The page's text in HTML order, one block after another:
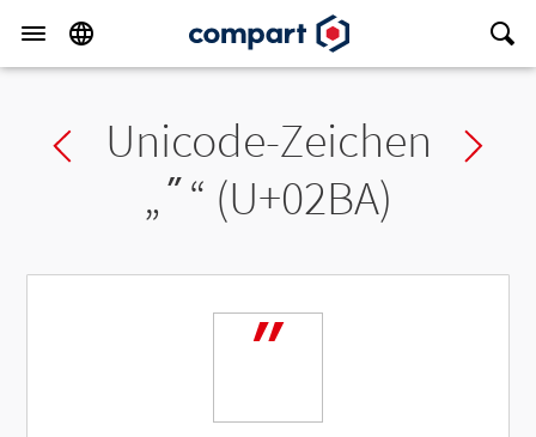
Previous char
Unicode-Zeichen
„ʺ“ (U+02BA)
ʺ